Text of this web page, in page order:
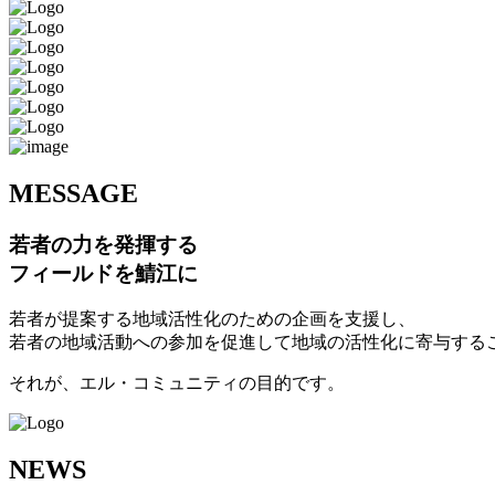
MESSAGE
若者の力を発揮する
フィールドを鯖江に
若者が提案する地域活性化のための企画を支援し、
若者の地域活動への参加を促進して地域の活性化に寄与する
それが、エル・コミュニティの目的です。
NEWS